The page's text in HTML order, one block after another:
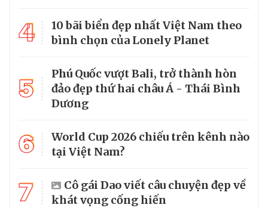
4
10 bãi biển đẹp nhất Việt Nam theo
bình chọn của Lonely Planet
5
Phú Quốc vượt Bali, trở thành hòn
đảo đẹp thứ hai châu Á - Thái Bình
Dương
6
World Cup 2026 chiếu trên kênh nào
tại Việt Nam?
7
Cô gái Dao viết câu chuyện đẹp về
khát vọng cống hiến